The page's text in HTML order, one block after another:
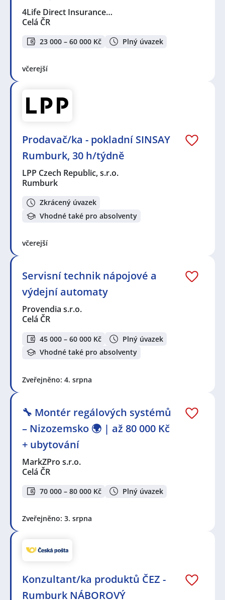
4Life Direct Insurance…
Celá ČR
23 000 – 60 000 Kč Plný úvazek
včerejší
Prodavač/ka - pokladní SINSAY
Rumburk, 30 h/týdně
LPP Czech Republic, s.r.o.
Rumburk
Zkrácený úvazek
Vhodné také pro absolventy
včerejší
Servisní technik nápojové a
výdejní automaty
Provendia s.r.o.
Celá ČR
45 000 – 60 000 Kč
Plný úvazek
Vhodné také pro absolventy
Zveřejněno: 4. srpna
🔧 Montér regálových systémů
– Nizozemsko 🌍 | až 80 000 Kč
+ ubytování
MarkZPro s.r.o.
Celá ČR
70 000 – 80 000 Kč Plný úvazek
Zveřejněno: 3. srpna
Konzultant/ka produktů ČEZ -
Rumburk NÁBOROVÝ